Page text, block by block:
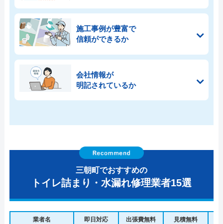
施工事例が豊富で
信頼ができるか
会社情報が
明記されているか
三朝町でおすすめの
トイレ詰まり・水漏れ修理業者15選
業者名 即日対応 出張費無料 見積無料